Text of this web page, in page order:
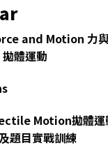
and Motion 力
體運動
Motion拋體運
題目實戰訓練